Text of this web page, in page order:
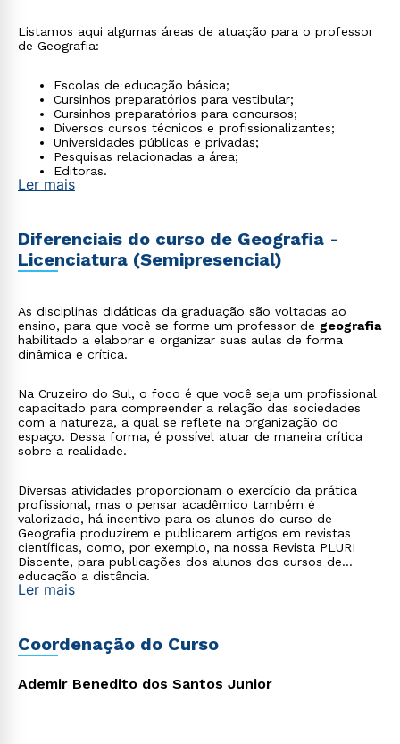
Listamos aqui algumas áreas de atuação para o professor
de Geografia:
Escolas de educação básica;
Cursinhos preparatórios para vestibular;
Cursinhos preparatórios para concursos;
Diversos cursos técnicos e profissionalizantes;
Universidades públicas e privadas;
Pesquisas relacionadas a área;
Editoras.
Ler mais
Diferenciais do curso de Geografia -
Licenciatura (Semipresencial)
As disciplinas didáticas da graduação são voltadas ao
ensino, para que você se forme um professor de geografia
habilitado a elaborar e organizar suas aulas de forma
dinâmica e crítica.
Na Cruzeiro do Sul, o foco é que você seja um profissional
capacitado para compreender a relação das sociedades
com a natureza, a qual se reflete na organização do
espaço. Dessa forma, é possível atuar de maneira crítica
sobre a realidade.
Diversas atividades proporcionam o exercício da prática
profissional, mas o pensar acadêmico também é
valorizado, há incentivo para os alunos do curso de
Geografia produzirem e publicarem artigos em revistas
científicas, como, por exemplo, na nossa Revista PLURI
Discente, para publicações dos alunos dos cursos de
educação a distância.
Ler mais
Coordenação do Curso
Ademir Benedito dos Santos Junior